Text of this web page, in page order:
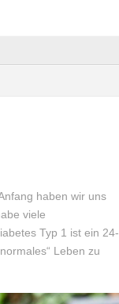
haben wir uns
viele
Typ 1 ist ein 24-
Leben zu